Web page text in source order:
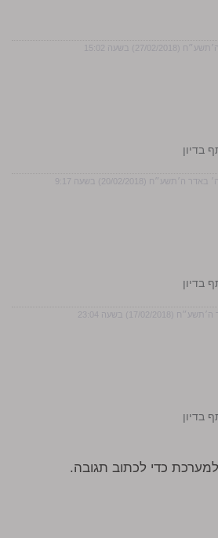
02/2018) בשעה 15:02
בדיון
ה׳ באדר ה׳תשע״ח (20/02/2018) בשעה 9:17
בדיון
(17/02/2018) בשעה 23:04
בדיון
כדי לכתוב תגובה.